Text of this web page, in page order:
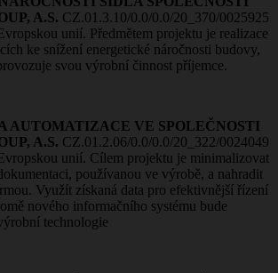
A.S. CZ.01.3.10/0.0/0.0/20_370/0025925
unií. Předmětem projektu je realizace
ke snížení energetické náročnosti budovy,
svou výrobní činnost příjemce.
AUTOMATIZACE VE SPOLEČNOSTI
A.S. CZ.01.2.06/0.0/0.0/20_322/0024049
unií. Cílem projektu je minimalizovat
používanou ve výrobě, a nahradit
Využít získaná data pro efektivnější řízení
nového informačního systému bude
technologie